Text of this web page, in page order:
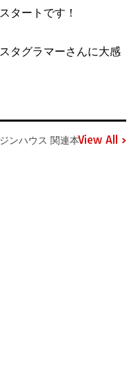
タートです！
タグラマーさんに大感
ンハウス 関連本View All